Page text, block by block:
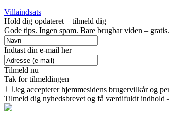
Villaindsats
Hold dig opdateret – tilmeld dig
Gode tips. Ingen spam. Bare brugbar viden – gratis.
Indtast din e-mail her
Tilmeld nu
Tak for tilmeldingen
Jeg accepterer hjemmesidens brugervilkår og
Tilmeld dig nyhedsbrevet og få værdifuldt indhold